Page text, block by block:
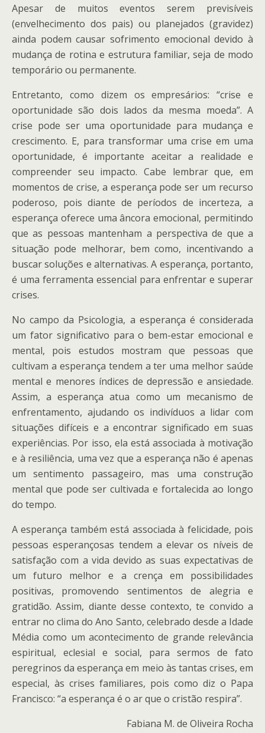
Apesar de muitos eventos serem previsíveis
(envelhecimento dos pais) ou planejados (gravidez)
ainda podem causar sofrimento emocional devido à
mudança de rotina e estrutura familiar, seja de modo
temporário ou permanente.
Entretanto, como dizem os empresários: “crise e
oportunidade são dois lados da mesma moeda”. A
crise pode ser uma oportunidade para mudança e
crescimento. E, para transformar uma crise em uma
oportunidade, é importante aceitar a realidade e
compreender seu impacto. Cabe lembrar que, em
momentos de crise, a esperança pode ser um recurso
poderoso, pois diante de períodos de incerteza, a
esperança oferece uma âncora emocional, permitindo
que as pessoas mantenham a perspectiva de que a
situação pode melhorar, bem como, incentivando a
buscar soluções e alternativas. A esperança, portanto,
é uma ferramenta essencial para enfrentar e superar
crises.
No campo da Psicologia, a esperança é considerada
um fator significativo para o bem-estar emocional e
mental, pois estudos mostram que pessoas que
cultivam a esperança tendem a ter uma melhor saúde
mental e menores índices de depressão e ansiedade.
Assim, a esperança atua como um mecanismo de
enfrentamento, ajudando os indivíduos a lidar com
situações difíceis e a encontrar significado em suas
experiências. Por isso, ela está associada à motivação
e à resiliência, uma vez que a esperança não é apenas
um sentimento passageiro, mas uma construção
mental que pode ser cultivada e fortalecida ao longo
do tempo.
A esperança também está associada à felicidade, pois
pessoas esperançosas tendem a elevar os níveis de
satisfação com a vida devido as suas expectativas de
um futuro melhor e a crença em possibilidades
positivas, promovendo sentimentos de alegria e
gratidão. Assim, diante desse contexto, te convido a
entrar no clima do Ano Santo, celebrado desde a Idade
Média como um acontecimento de grande relevância
espiritual, eclesial e social, para sermos de fato
peregrinos da esperança em meio às tantas crises, em
especial, às crises familiares, pois como diz o Papa
Francisco: “a esperança é o ar que o cristão respira”.
Fabiana M. de Oliveira Rocha